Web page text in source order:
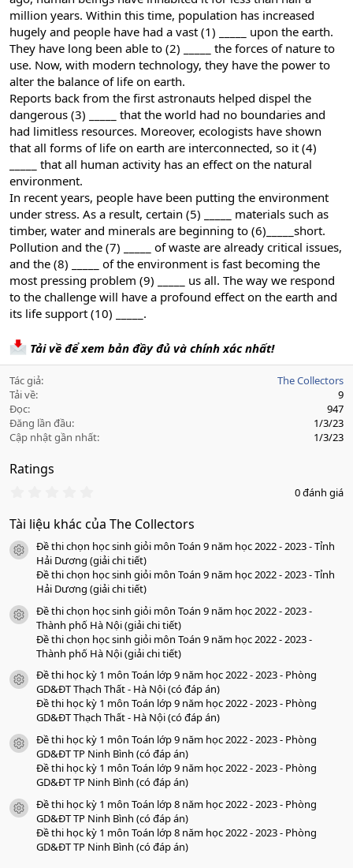
million years. Within this time, population has increased
hugely and people have had a vast (1) _____ upon the earth.
They have long been able to (2) _____ the forces of nature to
use. Now, with modern technology, they have the power to
alter the balance of life on earth.
Reports back from the first astronauts helped dispel the
dangerous (3) _____ that the world had no boundaries and
had limitless resources. Moreover, ecologists have shown
that all forms of life on earth are interconnected, so it (4)
_____ that all human activity has an effect on the natural
environment.
In recent years, people have been putting the environment
under stress. As a result, certain (5) _____ materials such as
timber, water and minerals are beginning to (6)_____short.
Pollution and the (7) _____ of waste are already critical issues,
and the (8) _____ of the environment is fast becoming the
most pressing problem (9) _____ us all. The way we respond
to the challenge will have a profound effect on the earth and
its life support (10) _____.
Tải về để xem bản đầy đủ và chính xác nhất!
Tác giả
The Collectors
Tải về
9
Đọc
947
Đăng lần đầu
1/3/23
Cập nhật gần nhất
1/3/23
Ratings
0
0
a
o
0 đánh giá
Tài liệu khác của The Collectors
icon tài liệu
Đề thi chọn học sinh giỏi môn Toán 9 năm học 2022 - 2023 - Tỉnh
Hải Dương (giải chi tiết)
Đề thi chọn học sinh giỏi môn Toán 9 năm học 2022 - 2023 - Tỉnh
Hải Dương (giải chi tiết)
icon tài liệu
Đề thi chọn học sinh giỏi môn Toán 9 năm học 2022 - 2023 -
Thành phố Hà Nội (giải chi tiết)
Đề thi chọn học sinh giỏi môn Toán 9 năm học 2022 - 2023 -
Thành phố Hà Nội (giải chi tiết)
icon tài liệu
Đề thi học kỳ 1 môn Toán lớp 9 năm học 2022 - 2023 - Phòng
GD&ĐT Thạch Thất - Hà Nội (có đáp án)
Đề thi học kỳ 1 môn Toán lớp 9 năm học 2022 - 2023 - Phòng
GD&ĐT Thạch Thất - Hà Nội (có đáp án)
icon tài liệu
Đề thi học kỳ 1 môn Toán lớp 9 năm học 2022 - 2023 - Phòng
GD&ĐT TP Ninh Bình (có đáp án)
Đề thi học kỳ 1 môn Toán lớp 9 năm học 2022 - 2023 - Phòng
GD&ĐT TP Ninh Bình (có đáp án)
icon tài liệu
Đề thi học kỳ 1 môn Toán lớp 8 năm học 2022 - 2023 - Phòng
GD&ĐT TP Ninh Bình (có đáp án)
Đề thi học kỳ 1 môn Toán lớp 8 năm học 2022 - 2023 - Phòng
GD&ĐT TP Ninh Bình (có đáp án)